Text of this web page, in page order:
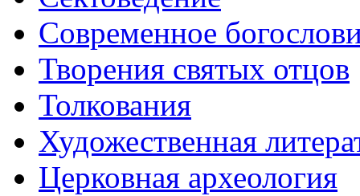
Современное
Творения святых отцов
Толкования
Художественная
Церковная археология